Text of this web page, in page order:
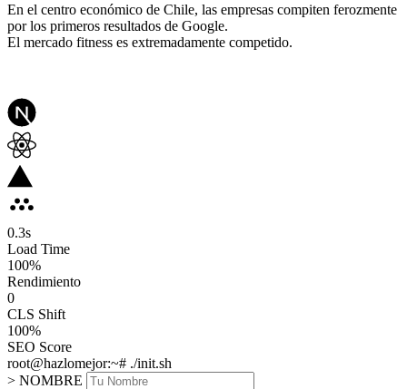
En el centro económico de Chile, las empresas compiten ferozmente
por los primeros resultados de Google.
El mercado fitness es extremadamente competido.
0.3s
Load Time
100%
Rendimiento
0
CLS Shift
100%
SEO Score
root@hazlomejor:~# ./init.sh
> NOMBRE